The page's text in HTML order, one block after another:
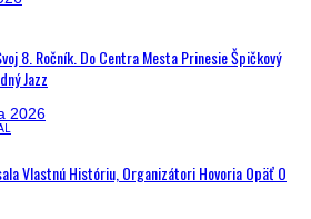
8. Ročník. Do Centra Mesta Prinesie Špičkový
Jazz
Vlastnú Históriu, Organizátori Hovoria Opäť O